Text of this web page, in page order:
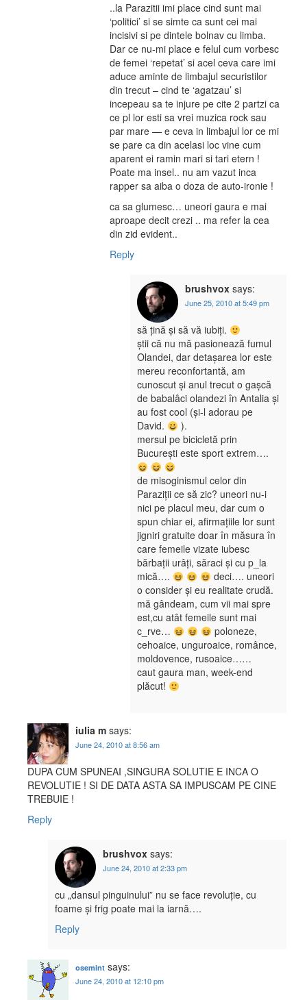
..la Parazitii imi place cind sunt mai
‘politici’ si se simte ca sunt cei mai
incisivi si pe dintele bolnav cu limba.
Dar ce nu-mi place e felul cum vorbesc
de femei ‘repetat’ si acel ceva care imi
aduce aminte de limbajul securistilor
din trecut – cind te ‘agatzau’ si
incepeau sa te injure pe cite 2 partzi ca
ce pl lor esti sa vrei muzica rock sau
par mare — e ceva in limbajul lor ce mi
se pare ca din acelasi loc vine cum
aparent ei ramin mari si tari etern !
Poate ma insel.. nu am vazut inca
rapper sa aiba o doza de auto-ironie !
ca sa glumesc… uneori gaura e mai
aproape decit crezi .. ma refer la cea
din zid evident..
Reply
brushvox says:
June 25, 2010 at 5:49 pm
să țină și să vă iubiți.
știi că nu mă pasionează fumul
Olandei, dar detașarea lor este
mereu reconfortantă, am
cunoscut și anul trecut o gașcă
de babalâci olandezi în Antalia și
au fost cool (și-l adorau pe
David.
).
mersul pe bicicletă prin
București este sport extrem….
de misoginismul celor din
Paraziții ce să zic? uneori nu-i
nici pe placul meu, dar cum o
spun chiar ei, afirmațiile lor sunt
jigniri gratuite doar în măsura în
care femeile vizate iubesc
bărbații urâți, săraci și cu p_la
mică….
deci…. uneori
o consider și eu realitate crudă.
mă gândeam, cum vii mai spre
est,cu atât femeile sunt mai
c_rve…
poloneze,
cehoaice, unguroaice, românce,
moldovence, rusoaice……
caut gaura man, week-end
plăcut!
iulia m says:
June 24, 2010 at 8:56 am
DUPA CUM SPUNEAI ,SINGURA SOLUTIE E INCA O
REVOLUTIE ! SI DE DATA ASTA SA IMPUSCAM PE CINE
TREBUIE !
Reply
brushvox says:
June 24, 2010 at 2:33 pm
cu „dansul pinguinului” nu se face revoluție, cu
foame și frig poate mai la iarnă….
Reply
osemint says:
June 24, 2010 at 12:10 pm